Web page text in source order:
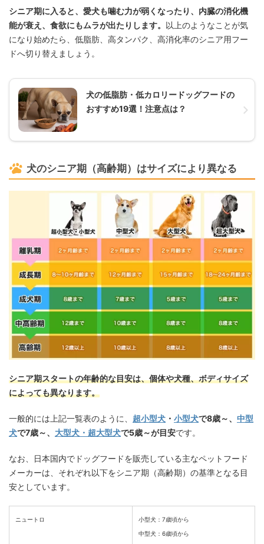
シニア期に入ると、愛犬も噛む力が弱くなったり、内臓の消化機
能が衰え、食欲にもムラが出たりします。 以上のようなことが気
になり始めたら、低脂肪、高タンパク、高消化率のシニア用フー
ドへ切り替えましょう。
犬の低脂肪・低カロリードッグフードの
おすすめ19選！注意点は？
犬のシニア期（高齢期）はサイズにより異なる
シニア期スタートの年齢的な目安は、個体や犬種、ボディサイズ
によっても異なります。
一般的には上記一覧表のように、 超小型犬 ・ 小型犬で8歳～、 中型
犬で7歳～、 大型犬・超大型犬で5歳～が目安です。
なお、日本国内でドッグフードを販売している主なペットフード
メーカーは、それぞれ以下をシニア期（高齢期）の基準となる目
安としています。
ニュートロ
小型犬：7歳頃から
中型犬：6歳頃から